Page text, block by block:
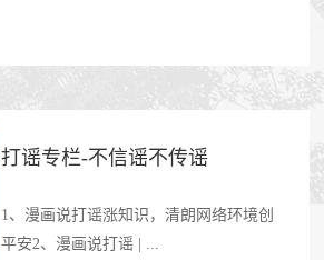
打谣专栏-不信谣不传谣
1、漫画说打谣涨知识，清朗网络环境创
平安2、漫画说打谣 | ...